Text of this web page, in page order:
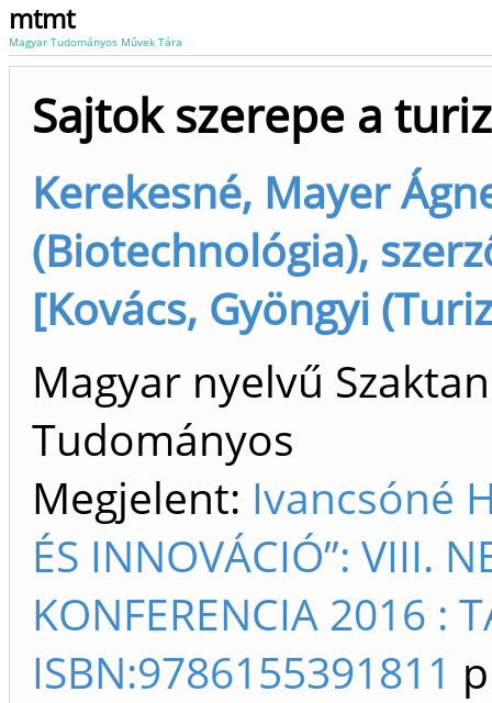
mtmt
Magyar Tudományos Művek Tára
Sajtok szerepe a
Kerekesné, Mayer
(Biotechnológia),
[Kovács, Gyöngyi
Magyar nyelvű
Tudományos
Megjelent: Ivancsóné
ÉS INNOVÁCIÓ”: VIII.
KONFERENCIA 2016 :
ISBN:9786155391811